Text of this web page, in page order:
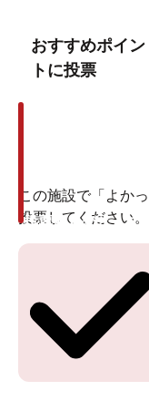
おすすめポイン
トに投票
この施設で「よか
投票してください
投票ありがとうご